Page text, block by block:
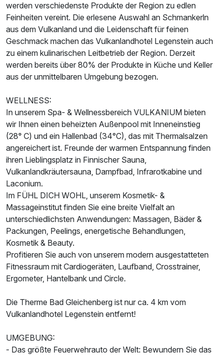
Doppelzimmer Superior
2 Erwachsene und 1 Kind
werden verschiedenste Produkte der Region zu edlen
Feinheiten vereint. Die erlesene Auswahl an Schmankerln
aus dem Vulkanland und die Leidenschaft für feinen
Geschmack machen das Vulkanlandhotel Legenstein auch
zu einem kulinarischen Leitbetrieb der Region. Derzeit
werden bereits über 80% der Produkte in Küche und Keller
aus der unmittelbaren Umgebung bezogen.
WELLNESS:
In unserem Spa- & Wellnessbereich VULKANIUM bieten
wir Ihnen einen beheizten Außenpool mit Inneneinstieg
(28° C) und ein Hallenbad (34°C), das mit Thermalsalzen
angereichert ist. Freunde der warmen Entspannung finden
ihren Lieblingsplatz in Finnischer Sauna,
Vulkanlandkräutersauna, Dampfbad, Infrarotkabine und
Laconium.
Im FÜHL DICH WOHL, unserem Kosmetik- &
Massageinstitut finden Sie eine breite Vielfalt an
unterschiedlichsten Anwendungen: Massagen, Bäder &
Packungen, Peelings, energetische Behandlungen,
Kosmetik & Beauty.
Profitieren Sie auch von unserem modern ausgestatteten
Fitnessraum mit Cardiogeräten, Laufband, Crosstrainer,
Ergometer, Hantelbank und Circle.
Die Therme Bad Gleichenberg ist nur ca. 4 km vom
Vulkanlandhotel Legenstein entfernt!
UMGEBUNG:
- Das größte Feuerwehrauto der Welt: Bewundern Sie das